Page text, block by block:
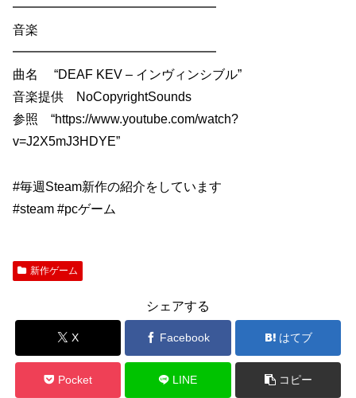
━━━━━━━━━━━━━━━━
音楽
━━━━━━━━━━━━━━━━
曲名 “DEAF KEV – インヴィンシブル”
音楽提供 NoCopyrightSounds
参照 “https://www.youtube.com/watch?
v=J2X5mJ3HDYE”
#毎週Steam新作の紹介をしています
#steam #pcゲーム
新作ゲーム
シェアする
X Facebook はてブ
Pocket LINE コピー